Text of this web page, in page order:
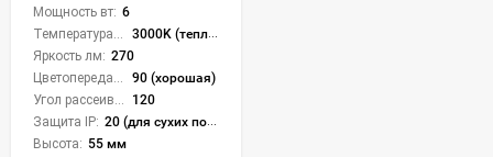
Мощность вт: 6
Температура света:
3000K (теплый)
Яркость лм: 270
Цветопередача (CRI):
90 (хорошая)
Угол рассеивания света °:
120
Защита IP: 20 (для сухих пом.)
Высота: 55 мм